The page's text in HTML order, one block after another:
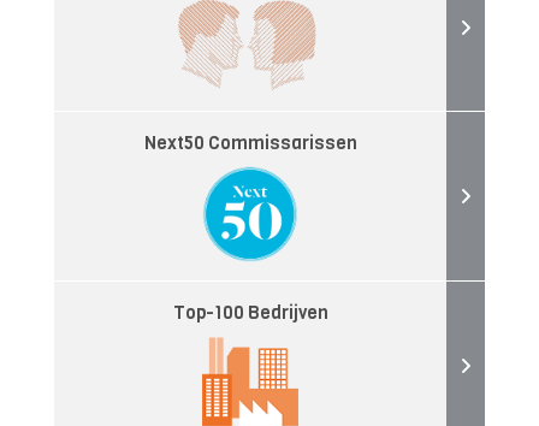
Next50 Commissarissen
Top-100 Bedrijven